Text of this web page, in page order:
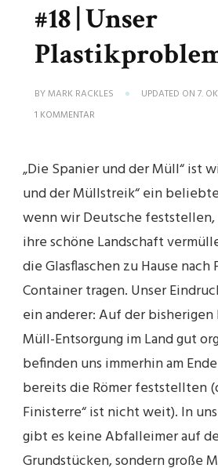
#18 | Unser
BYMARK RACKLES UPDATED ON 7.
1 KOMMENTAR
PLASTIKPROBLEM
„Die Spanier und der Müll“ ist
und der Müllstreik“ ein
wenn wir Deutsche feststellen,
ihre schöne Landschaft
die Glasflaschen zu Hause
Container tragen. Unser
ein anderer: Auf der
Müll-Entsorgung im Land gut
befinden uns immerhin am
bereits die Römer feststellten
Finisterre“ ist nicht weit). In
gibt es keine Abfalleimer auf
Grundstücken, sondern große